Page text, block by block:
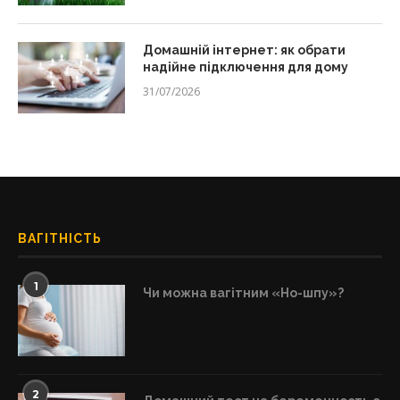
Домашній інтернет: як обрати
надійне підключення для дому
31/07/2026
ВАГІТНІСТЬ
1 Чи можна вагітним «Но-шпу»?
2